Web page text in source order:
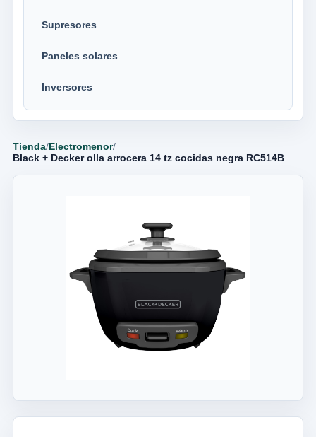
Supresores
Paneles solares
Inversores
Tienda/Electromenor/
Black + Decker olla arrocera 14 tz cocidas negra RC514B